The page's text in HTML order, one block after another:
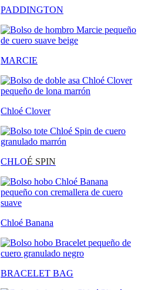
PADDINGTON
MARCIE
Chloé Clover
CHLOÉ SPIN
Chloé Banana
BRACELET BAG